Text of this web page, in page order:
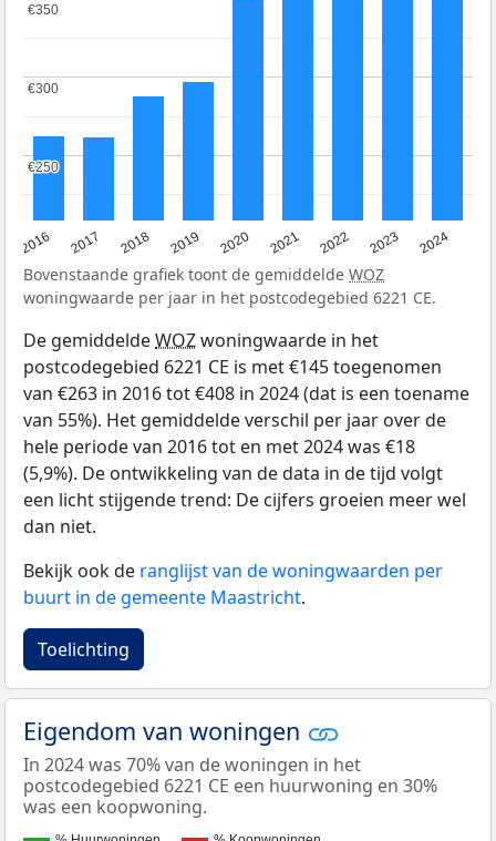
2016 2017 2018 2019 2020 2021 2022 2023 2024
€250
€250
€300
€300
€350
€350
Bovenstaande grafiek toont de gemiddelde WOZ
woningwaarde per jaar in het postcodegebied 6221 CE.
De gemiddeldeWOZwoningwaarde in het
postcodegebied 6221 CE is met €145 toegenomen
van €263 in 2016 tot €408 in 2024 (dat is een toename
van 55%). Het gemiddelde verschil per jaar over de
hele periode van 2016 tot en met 2024 was €18
(5,9%). De ontwikkeling van de data in de tijd volgt
een licht stijgende trend: De cijfers groeien meer wel
dan niet.
Bekijk ook de ranglijst van de woningwaarden per
buurt in de gemeente Maastricht.
Toelichting
Eigendom van woningen
In 2024 was 70% van de woningen in het
postcodegebied 6221 CE een huurwoning en 30%
was een koopwoning.